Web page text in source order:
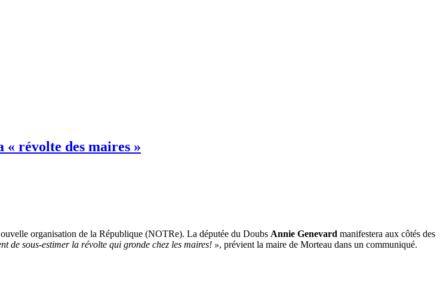
« révolte des maires »
organisation de la République (NOTRe). La députée du Doubs Annie Genevard manifestera aux côtés des
de sous-estimer la révolte qui gronde chez les maires! », prévient la maire de Morteau dans un communiqué.